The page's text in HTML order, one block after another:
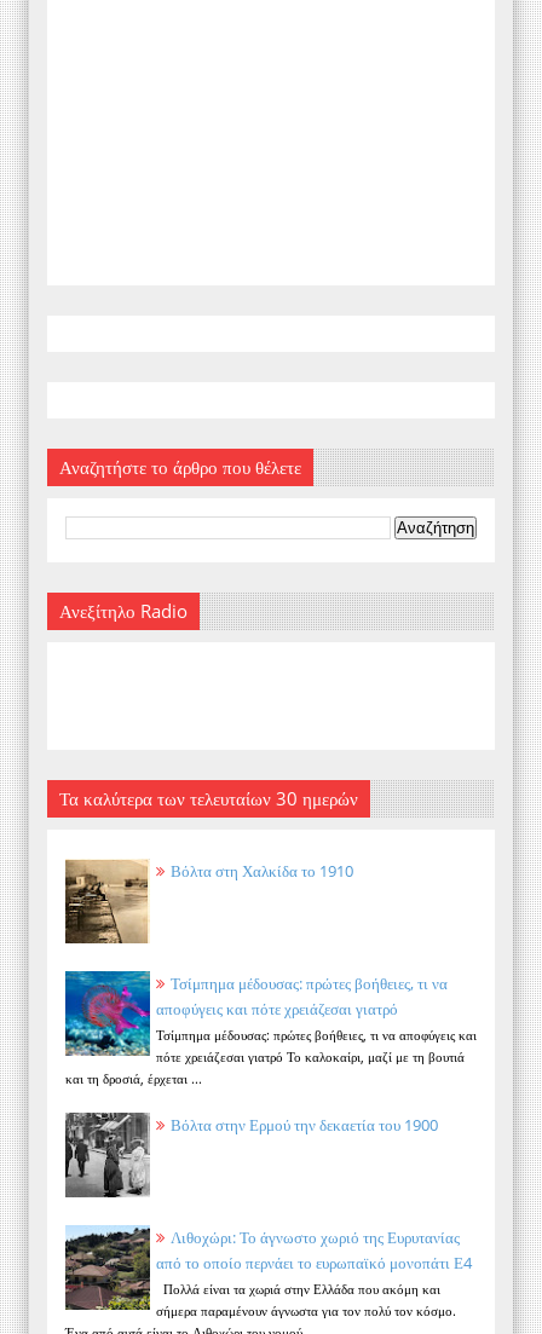
Αναζητήστε το άρθρο που θέλετε
Ανεξίτηλο Radio
Τα καλύτερα των τελευταίων 30 ημερών
Βόλτα στη Χαλκίδα το 1910
Τσίμπημα μέδουσας: πρώτες βοήθειες, τι να
αποφύγεις και πότε χρειάζεσαι γιατρό
Τσίμπημα μέδουσας: πρώτες βοήθειες, τι να αποφύγεις και
πότε χρειάζεσαι γιατρό Το καλοκαίρι, μαζί με τη βουτιά
και τη δροσιά, έρχεται ...
Βόλτα στην Ερμού την δεκαετία του 1900
Λιθοχώρι: Το άγνωστο χωριό της Ευρυτανίας
από το οποίο περνάει το ευρωπαϊκό μονοπάτι Ε4
Πολλά είναι τα χωριά στην Ελλάδα που ακόμη και
σήμερα παραμένουν άγνωστα για τον πολύ τον κόσμο.